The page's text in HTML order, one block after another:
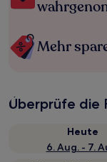
Mehr
Überprüfe die
Heute
6. Aug. - 7.